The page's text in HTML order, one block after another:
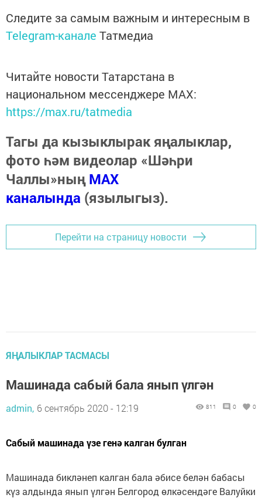
Следите за самым важным и интересным в
Telegram-канале Татмедиа
Читайте новости Татарстана в
национальном мессенджере MАХ:
https://max.ru/tatmedia
Тагы да кызыклырак яңалыклар,
фото һәм видеолар «Шәһри
Чаллы»ныңMAX
каналында (язылыгыз).
Перейти на страницу новости
ЯҢАЛЫКЛАР ТАСМАСЫ
Машинада сабый бала янып үлгән
admin, 6 сентябрь 2020 - 12:19 811 0 0
Сабый машинада үзе генә калган булган
Машинада бикләнеп калган бала әбисе белән бабасы
күз алдында янып үлгән Белгород өлкәсендәге Валуйки